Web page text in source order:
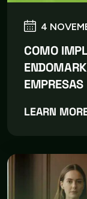
4
COMO
EMPRESAS
LEARN